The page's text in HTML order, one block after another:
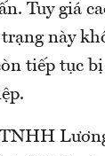
Tuy giá
này
tiếp tục